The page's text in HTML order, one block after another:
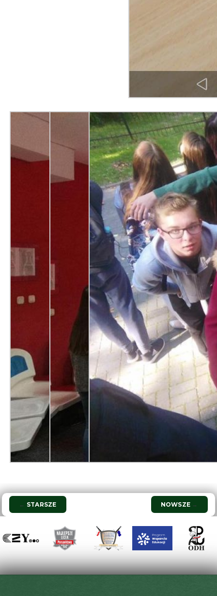
Nawigacja
wpisu
← STARSZE NOWSZE →